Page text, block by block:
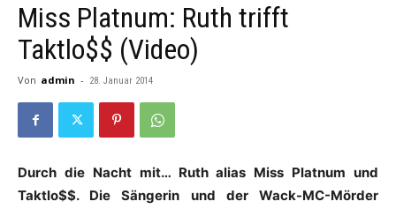
Miss Platnum: Ruth trifft
Taktlo$$ (Video)
Von admin - 28. Januar 2014
Durch die Nacht mit… Ruth alias Miss Platnum und
Taktlo$$. Die Sängerin und der Wack-MC-Mörder